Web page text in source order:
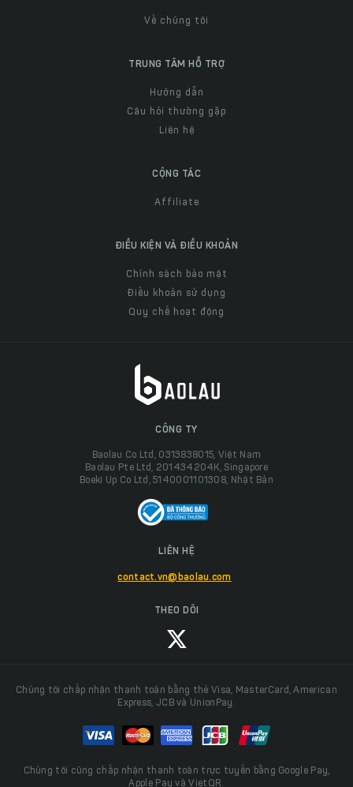
Về chúng tôi
TRUNG TÂM HỖ TRỢ
Hướng dẫn
Câu hỏi thường gặp
Liên hệ
CỘNG TÁC
Affiliate
ĐIỀU KIỆN VÀ ĐIỀU KHOẢN
Chính sách bảo mật
Điều khoản sử dụng
Quy chế hoạt động
CÔNG TY
Baolau Co Ltd, 0313838015, Việt Nam
Baolau Pte Ltd, 201434204K, Singapore
Boeki Up Co Ltd, 5140001101308, Nhật Bản
LIÊN HỆ
contact.vn@baolau.com
THEO DÕI
Chúng tôi chấp nhận thanh toán bằng thẻ Visa, MasterCard, American
Express, JCB và UnionPay.
Chúng tôi cũng chấp nhận thanh toán trực tuyến bằng Google Pay,
Apple Pay và VietQR.